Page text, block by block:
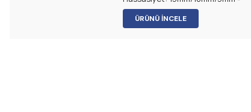
Şamandıra: NBR
ÜRÜNÜ İNCELE